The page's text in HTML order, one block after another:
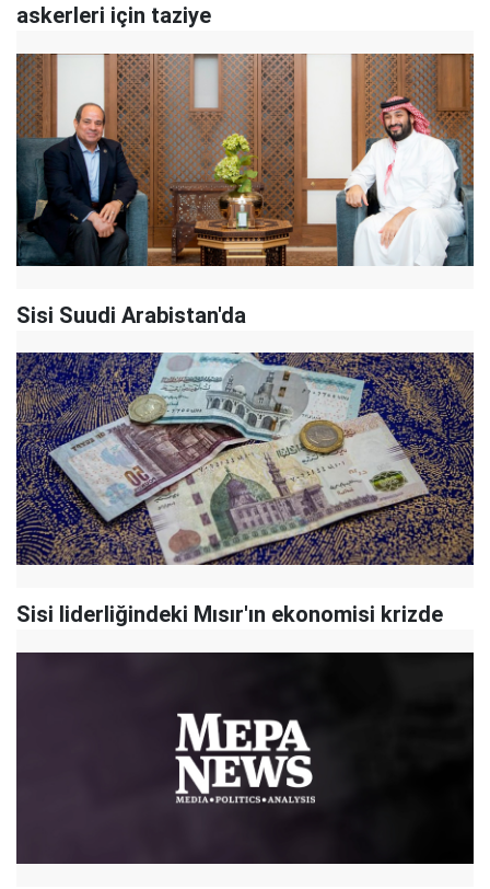
askerleri için taziye
Sisi Suudi Arabistan'da
Sisi liderliğindeki Mısır'ın ekonomisi krizde